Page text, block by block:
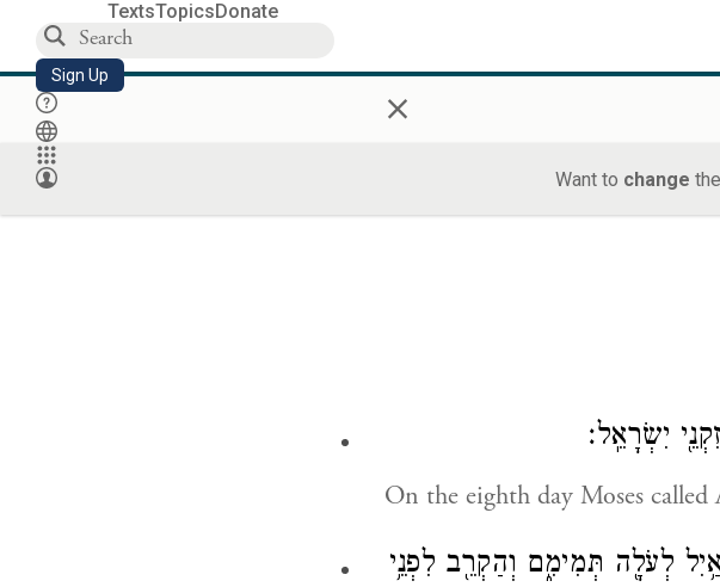
TextsTopicsDonate
Sign Up ×
Want to change
יִשְׂרָאֵֽל׃
On the eighth day Moses called
לְעֹלָ֖ה תְּמִימִ֑ם וְהַקְרֵ֖ב לִפְנֵ֥י